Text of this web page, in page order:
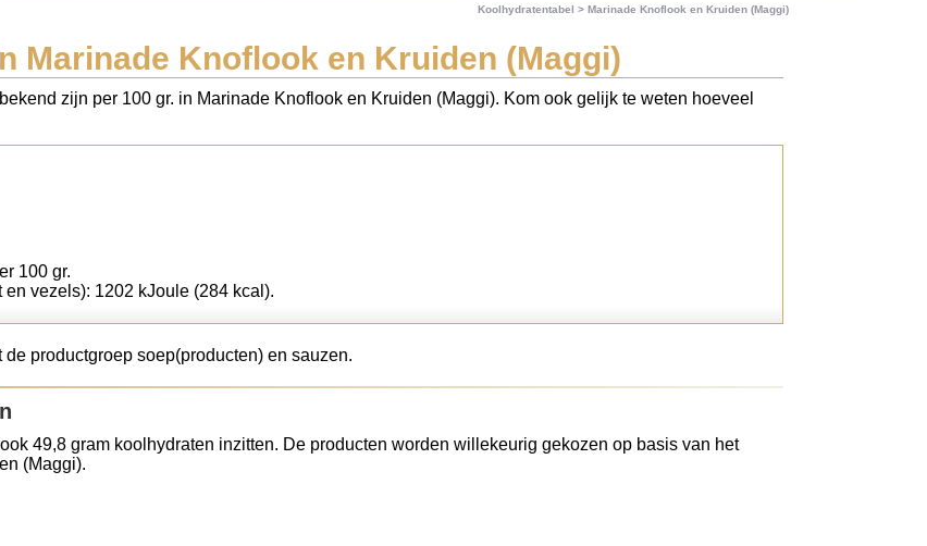
Koolhydratentabel > Marinade Knoflook en Kruiden (Maggi)
Marinade Knoflook en Kruiden (Maggi)
zijn per 100 gr. in Marinade Knoflook en Kruiden (Maggi). Kom ook gelijk te weten hoeveel
100 gr.
vezels): 1202 kJoule (284 kcal).
productgroep soep(producten) en sauzen.
49,8 gram koolhydraten inzitten. De producten worden willekeurig gekozen op basis van het
(Maggi).